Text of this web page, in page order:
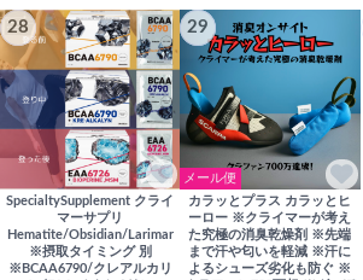
28
SpecialtySupplement クライ
マーサプリ
Hematite/Obsidian/Larimar
※摂取タイミング 別
※BCAA6790/クレアルカリ
29
メール便
カラッとプラス カラッとヒ
ーロー ※クライマーが考え
た究極の消臭乾燥剤 ※先端
まで汗や匂いを軽減 ※汗に
よるシューズ劣化も防ぐ ※